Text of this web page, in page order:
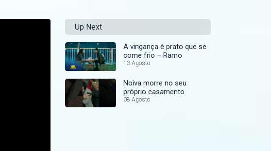
Up Next
A vingança é prato que se
come frio – Ramo
13 Agosto
Noiva morre no seu
próprio casamento
08 Agosto